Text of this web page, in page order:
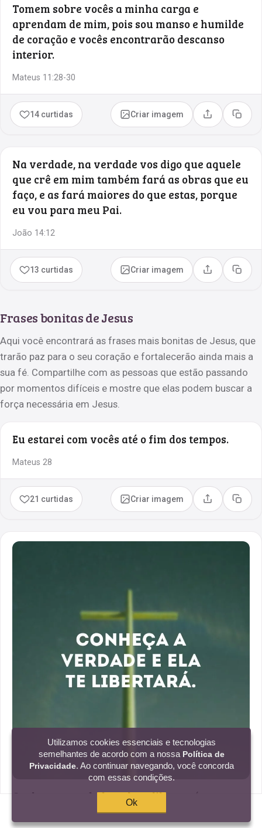
Tomem sobre vocês a minha carga e
aprendam de mim, pois sou manso e humilde
de coração e vocês encontrarão descanso
interior.
Mateus 11:28-30
14 curtidas Criar imagem Compartilhar
Copiar
Na verdade, na verdade vos digo que aquele
que crê em mim também fará as obras que eu
faço, e as fará maiores do que estas, porque
eu vou para meu Pai.
João 14:12
13 curtidas Criar imagem Compartilhar
Copiar
Frases bonitas de Jesus
Aqui você encontrará as frases mais bonitas de Jesus, que
trarão paz para o seu coração e fortalecerão ainda mais a
sua fé. Compartilhe com as pessoas que estão passando
por momentos difíceis e mostre que elas podem buscar a
força necessária em Jesus.
Eu estarei com vocês até o fim dos tempos.
Mateus 28
21 curtidas Criar imagem Compartilhar
Copiar
Conheça a verdade e ela te libertará.
8:32
Utilizamos cookies essenciais e tecnologias
semelhantes de acordo com a nossa Política de
Privacidade. Ao continuar navegando, você concorda
com essas condições.
Ok